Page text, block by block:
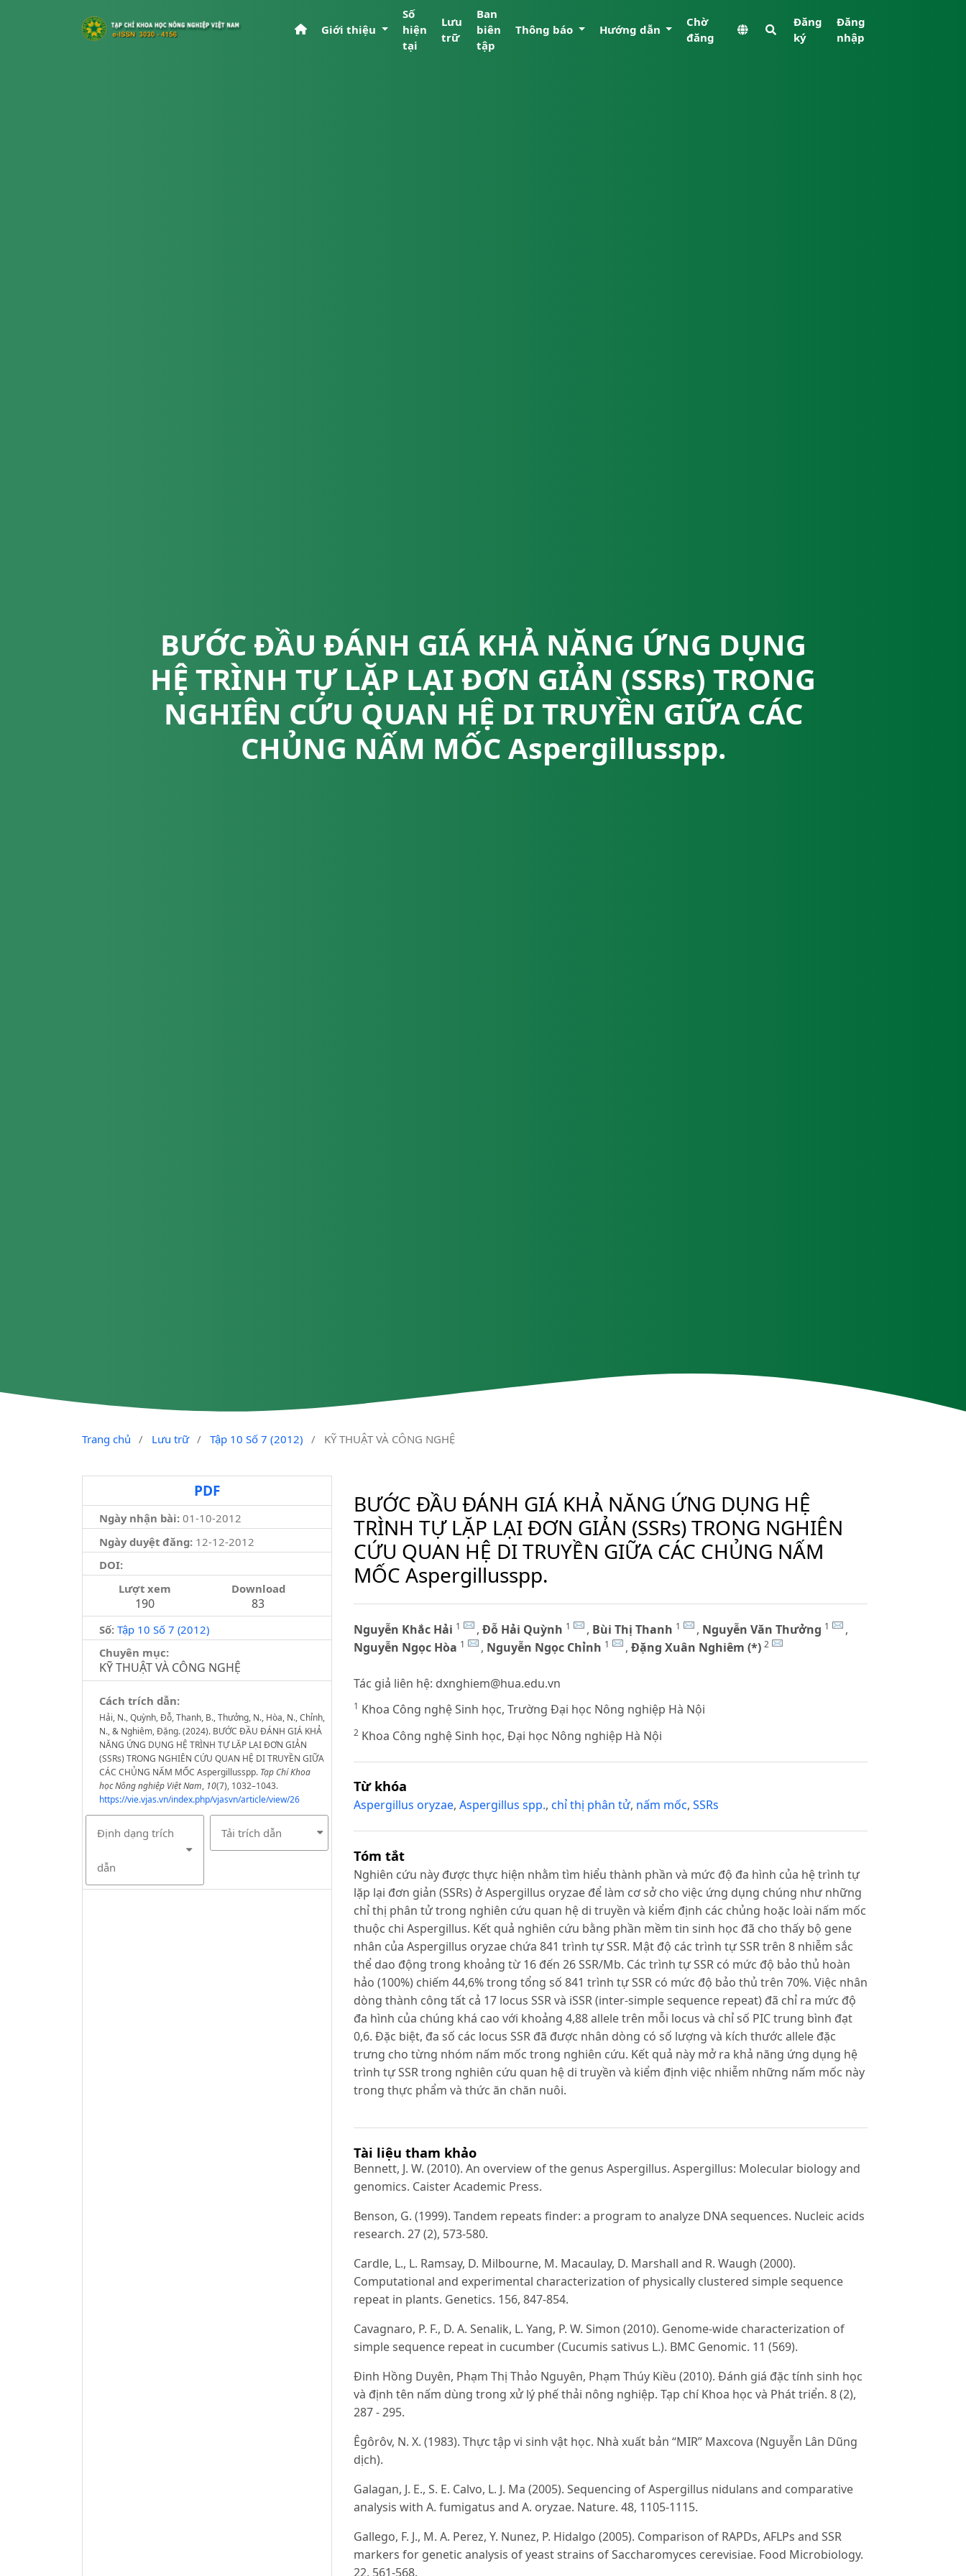
Giới thiệu
Số
hiện
tại
Lưu
trữ
Ban
biên
tập
Thông báo Hướng dẫn
Chờ
đăng
Đăng
ký
Đăng
nhập
BƯỚC ĐẦU ĐÁNH GIÁ KHẢ NĂNG ỨNG DỤNG
HỆ TRÌNH TỰ LẶP LẠI ĐƠN GIẢN (SSRs) TRONG
NGHIÊN CỨU QUAN HỆ DI TRUYỀN GIỮA CÁC
CHỦNG NẤM MỐC Aspergillusspp.
Trang chủ / Lưu trữ / Tập 10 Số 7 (2012) / KỸ THUẬT VÀ CÔNG NGHỆ
PDF
Ngày nhận bài: 01-10-2012
Ngày duyệt đăng:12-12-2012
DOI:
Lượt xem
190
Download
83
Số: Tập 10 Số 7 (2012)
Chuyên mục:
KỸ THUẬT VÀ CÔNG NGHỆ
Cách trích dẫn:
Hải, N., Quỳnh, Đỗ, Thanh, B., Thưởng, N., Hòa, N., Chỉnh,
N., & Nghiêm, Đặng. (2024). BƯỚC ĐẦU ĐÁNH GIÁ KHẢ
NĂNG ỨNG DỤNG HỆ TRÌNH TỰ LẶP LẠI ĐƠN GIẢN
(SSRs) TRONG NGHIÊN CỨU QUAN HỆ DI TRUYỀN GIỮA
CÁC CHỦNG NẤM MỐC Aspergillusspp. Tạp Chí Khoa
học Nông nghiệp Việt Nam, 10(7), 1032–1043.
https://vie.vjas.vn/index.php/vjasvn/article/view/26
Định dạng trích
dẫn
Tải trích dẫn
BƯỚC ĐẦU ĐÁNH GIÁ KHẢ NĂNG ỨNG DỤNG HỆ
TRÌNH TỰ LẶP LẠI ĐƠN GIẢN (SSRs) TRONG NGHIÊN
CỨU QUAN HỆ DI TRUYỀN GIỮA CÁC CHỦNG NẤM
MỐC Aspergillusspp.
Nguyễn Khắc Hải 1 , Đỗ Hải Quỳnh 1 , Bùi Thị Thanh 1 , Nguyễn Văn Thưởng 1
,
Nguyễn Ngọc Hòa 1 , Nguyễn Ngọc Chỉnh 1 , Đặng Xuân Nghiêm (*) 2
Tác giả liên hệ: dxnghiem@hua.edu.vn
1 Khoa Công nghệ Sinh học, Trường Đại học Nông nghiệp Hà Nội
2Khoa Công nghệ Sinh học, Đại học Nông nghiệp Hà Nội
Từ khóa
Aspergillus oryzae, Aspergillus spp., chỉ thị phân tử, nấm mốc, SSRs
Tóm tắt
Nghiên cứu này được thực hiện nhằm tìm hiểu thành phần và mức độ đa hình của hệ trình tự
lặp lại đơn giản (SSRs) ở Aspergillus oryzae để làm cơ sở cho việc ứng dụng chúng như những
chỉ thị phân tử trong nghiên cứu quan hệ di truyền và kiểm định các chủng hoặc loài nấm mốc
thuộc chi Aspergillus. Kết quả nghiên cứu bằng phần mềm tin sinh học đã cho thấy bộ gene
nhân của Aspergillus oryzae chứa 841 trình tự SSR. Mật độ các trình tự SSR trên 8 nhiễm sắc
thể dao động trong khoảng từ 16 đến 26 SSR/Mb. Các trình tự SSR có mức độ bảo thủ hoàn
hảo (100%) chiếm 44,6% trong tổng số 841 trình tự SSR có mức độ bảo thủ trên 70%. Việc nhân
dòng thành công tất cả 17 locus SSR và iSSR (inter-simple sequence repeat) đã chỉ ra mức độ
đa hình của chúng khá cao với khoảng 4,88 allele trên mỗi locus và chỉ số PIC trung bình đạt
0,6. Đặc biệt, đa số các locus SSR đã được nhân dòng có số lượng và kích thước allele đặc
trưng cho từng nhóm nấm mốc trong nghiên cứu. Kết quả này mở ra khả năng ứng dụng hệ
trình tự SSR trong nghiên cứu quan hệ di truyền và kiểm định việc nhiễm những nấm mốc này
trong thực phẩm và thức ăn chăn nuôi.
Tài liệu tham khảo
Bennett, J. W. (2010). An overview of the genus Aspergillus. Aspergillus: Molecular biology and
genomics. Caister Academic Press.
Benson, G. (1999). Tandem repeats finder: a program to analyze DNA sequences. Nucleic acids
research. 27 (2), 573-580.
Cardle, L., L. Ramsay, D. Milbourne, M. Macaulay, D. Marshall and R. Waugh (2000).
Computational and experimental characterization of physically clustered simple sequence
repeat in plants. Genetics. 156, 847-854.
Cavagnaro, P. F., D. A. Senalik, L. Yang, P. W. Simon (2010). Genome-wide characterization of
simple sequence repeat in cucumber (Cucumis sativus L.). BMC Genomic. 11 (569).
Đinh Hồng Duyên, Phạm Thị Thảo Nguyên, Phạm Thúy Kiều (2010). Đánh giá đặc tính sinh học
và định tên nấm dùng trong xử lý phế thải nông nghiệp. Tạp chí Khoa học và Phát triển. 8 (2),
287 - 295.
Êgôrôv, N. X. (1983). Thực tập vi sinh vật học. Nhà xuất bản “MIR” Maxcova (Nguyễn Lân Dũng
dịch).
Galagan, J. E., S. E. Calvo, L. J. Ma (2005). Sequencing of Aspergillus nidulans and comparative
analysis with A. fumigatus and A. oryzae. Nature. 48, 1105-1115.
Gallego, F. J., M. A. Perez, Y. Nunez, P. Hidalgo (2005). Comparison of RAPDs, AFLPs and SSR
markers for genetic analysis of yeast strains of Saccharomyces cerevisiae. Food Microbiology.
22, 561-568.